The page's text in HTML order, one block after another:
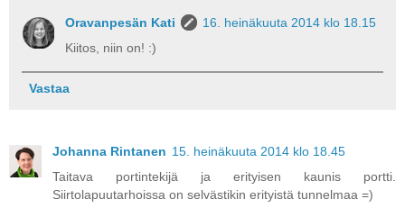
Oravanpesän Kati
16. heinäkuuta 2014 klo 18.15
Kiitos, niin on! :)
Vastaa
Johanna Rintanen 15. heinäkuuta 2014 klo 18.45
Taitava portintekijä ja erityisen kaunis portti.
Siirtolapuutarhoissa on selvästikin erityistä tunnelmaa =)